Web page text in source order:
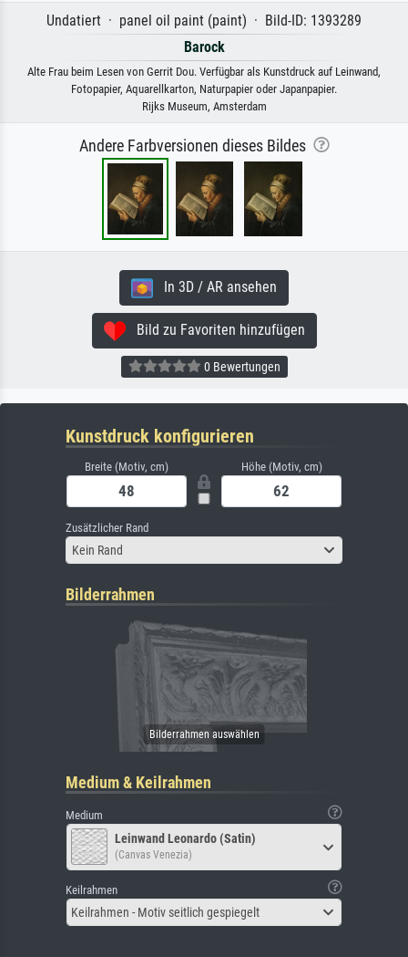
Undatiert · panel oil paint (paint) · Bild-ID: 1393289
Barock
Alte Frau beim Lesen von Gerrit Dou. Verfügbar als Kunstdruck auf Leinwand,
Fotopapier, Aquarellkarton, Naturpapier oder Japanpapier.
Rijks Museum, Amsterdam
Andere Farbversionen dieses Bildes
In 3D / AR ansehen
Bild zu Favoriten hinzufügen
0 Bewertungen
Kunstdruck konfigurieren
Breite (Motiv, cm) Höhe (Motiv, cm)
Zusätzlicher Rand
Kein Rand
Bilderrahmen
Medium & Keilrahmen
Medium
Leinwand Leonardo (Satin)
(Canvas Venezia)
Keilrahmen
Keilrahmen - Motiv seitlich gespiegelt